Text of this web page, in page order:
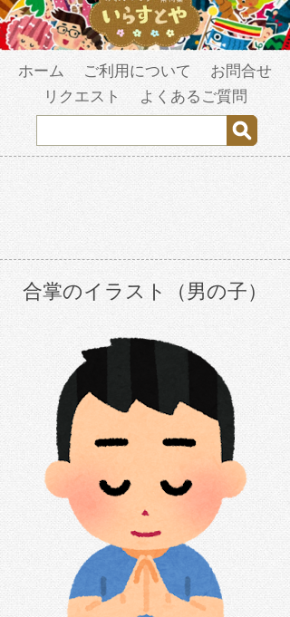
ホーム ご利用について
お問合せ
リクエスト
よくあるご質問
合掌のイラスト（男の子）